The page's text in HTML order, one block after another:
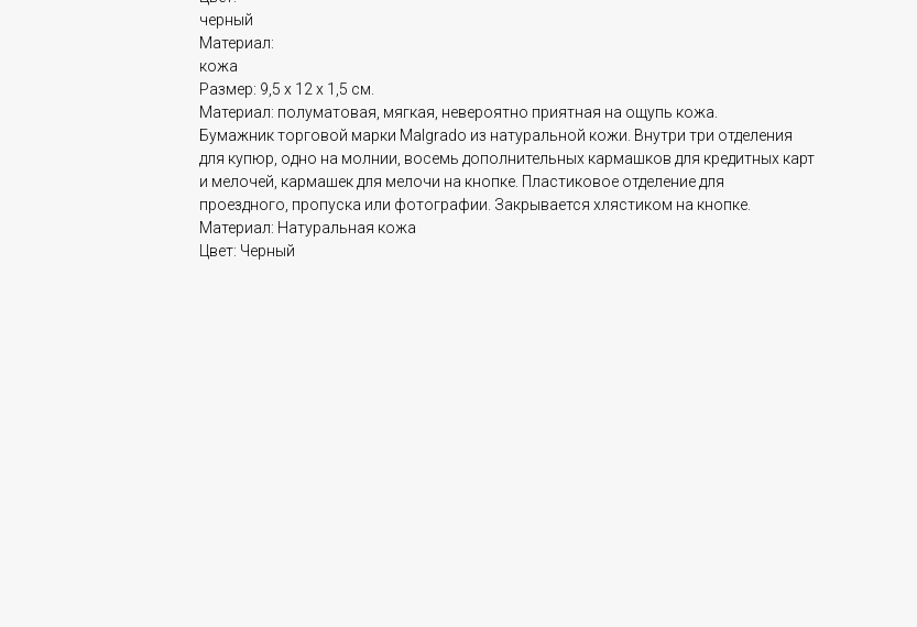
черный
Материал:
кожа
Размер: 9,5 х 12 х 1,5 см.
Материал: полуматовая, мягкая, невероятно приятная на ощупь кожа.
Бумажник торговой марки Malgrado из натуральной кожи. Внутри три отделения
для купюр, одно на молнии, восемь дополнительных кармашков для кредитных карт
и мелочей, кармашек для мелочи на кнопке. Пластиковое отделение для
проездного, пропуска или фотографии. Закрывается хлястиком на кнопке.
Материал: Натуральная кожа
Цвет: Черный